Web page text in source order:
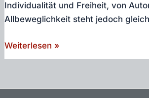
Individualität und Freiheit, von
Allbeweglichkeit steht jedoch
Automobile
DNS,
Mythologie
Weiterlesen »